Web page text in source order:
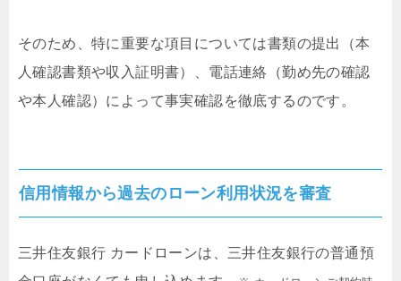
そのため、特に重要な項目については書類の提出（本
人確認書類や収入証明書）、電話連絡（勤め先の確認
や本人確認）によって事実確認を徹底するのです。
信用情報から過去のローン利用状況を審査
三井住友銀行 カードローンは、三井住友銀行の普通預